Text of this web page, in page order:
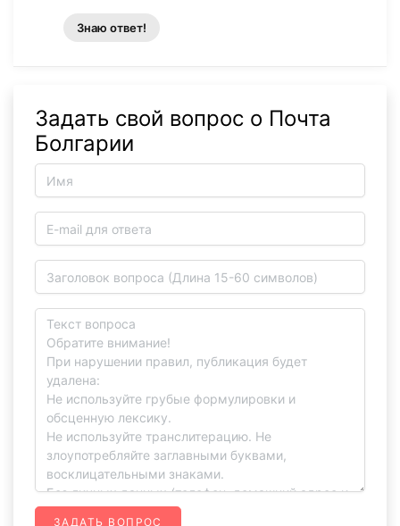
Знаю ответ!
Задать свой вопрос о Почта
Болгарии
ЗАДАТЬ ВОПРОС